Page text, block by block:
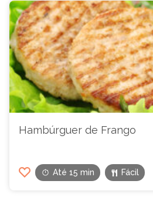
Hambúrguer de Frango
Até 15 min Fácil